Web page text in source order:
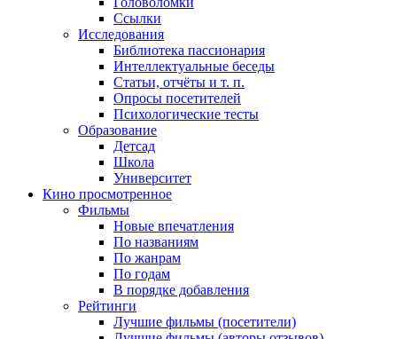
Ссылки
Исследования
Библиотека пассионария
Интеллектуальные беседы
Статьи, отчёты и т. п.
Опросы посетителей
Психологические тесты
Образование
Детсад
Школа
Университет
Кино просмотренное
Фильмы
Новые впечатления
По названиям
По жанрам
По годам
В порядке добавления
Рейтинги
Лучшие фильмы (посетители)